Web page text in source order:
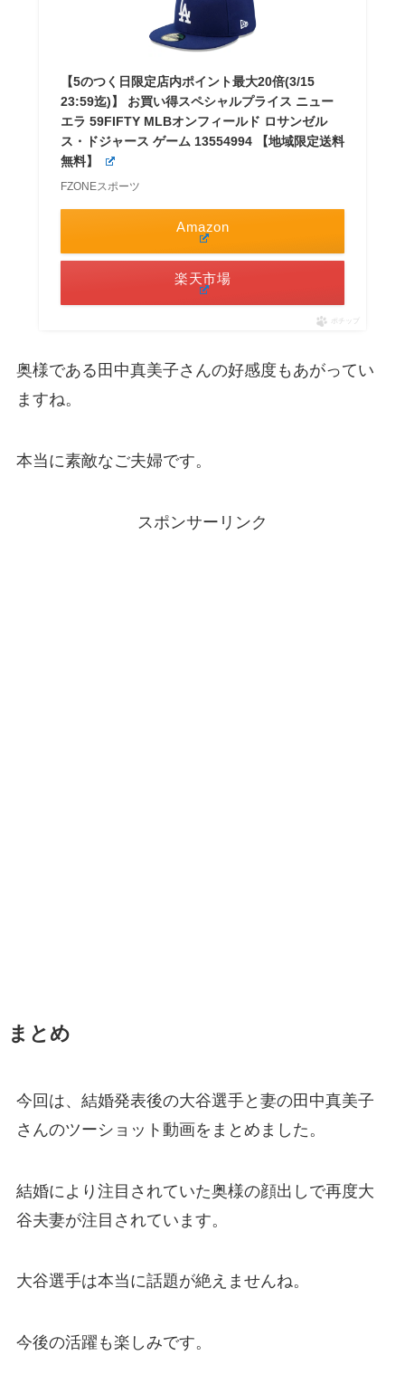
【5のつく日限定店内ポイント最大20倍(3/15
23:59迄)】 お買い得スペシャルプライス ニュー
エラ 59FIFTY MLBオンフィールド ロサンゼル
ス・ドジャース ゲーム 13554994 【地域限定送料
無料】
FZONEスポーツ
Amazon
楽天市場
ポチップ
奥様である田中真美子さんの好感度もあがってい
ますね。
本当に素敵なご夫婦です。
スポンサーリンク
まとめ
今回は、結婚発表後の大谷選手と妻の田中真美子
さんのツーショット動画をまとめました。
結婚により注目されていた奥様の顔出しで再度大
谷夫妻が注目されています。
大谷選手は本当に話題が絶えませんね。
今後の活躍も楽しみです。